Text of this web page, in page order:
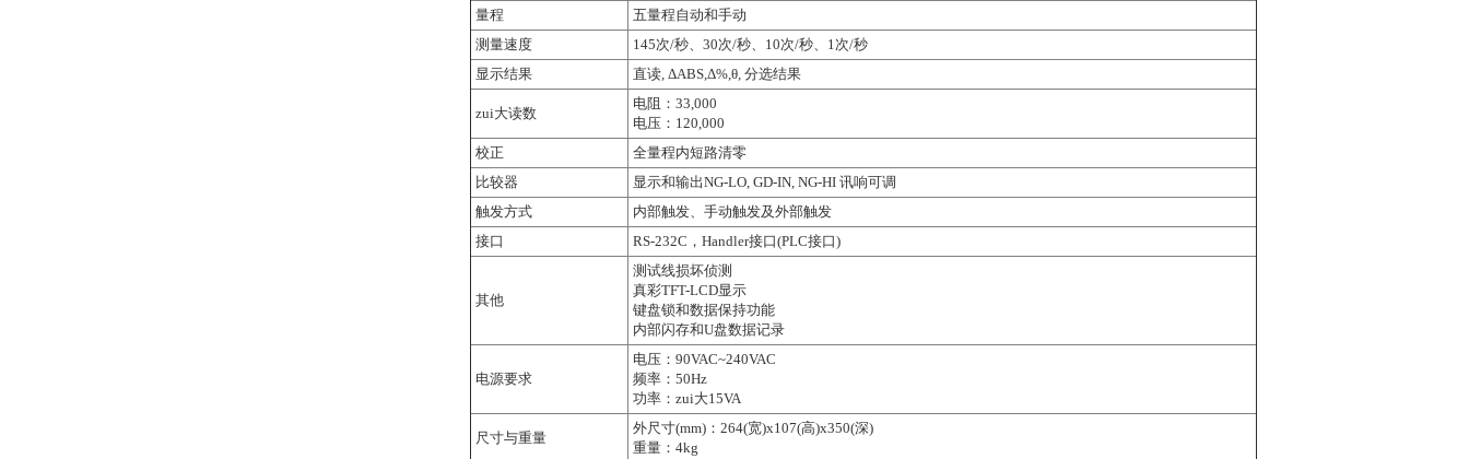
量程
五量程自动和手动
测量速度
145次/秒、30次/秒、10次/秒、1次/秒
显示结果
直读, ΔABS,Δ%,θ, 分选结果
zui大读数
电阻：33,000
电压：120,000
校正
全量程内短路清零
比较器
显示和输出NG-LO, GD-IN, NG-HI 讯响可调
触发方式
内部触发、手动触发及外部触发
接口
RS-232C，Handler接口(PLC接口)
其他
测试线损坏侦测
真彩TFT-LCD显示
键盘锁和数据保持功能
内部闪存和U盘数据记录
电源要求
电压：90VAC~240VAC
频率：50Hz
功率：zui大15VA
尺寸与重量
外尺寸(mm)：264(宽)x107(高)x350(深)
重量：4kg